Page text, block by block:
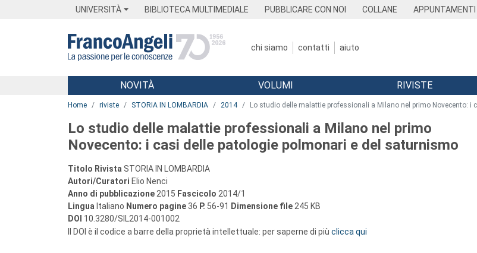
UNIVERSITÀ BIBLIOTECA MULTIMEDIALE PUBBLICARE CON NOI COLLANE APPUNTAMENTI
chi siamo contatti aiuto
Menu
NOVITÀ VOLUMI RIVISTE
Home riviste STORIA IN LOMBARDIA 2014 Lo studio delle malattie professionali a Milano nel primo Novecento:
Lo studio delle malattie professionali a Milano nel primo
Novecento: i casi delle patologie polmonari e del saturnismo
Titolo Rivista STORIA IN LOMBARDIA
Autori/Curatori Elio Nenci
Anno di pubblicazione 2015 Fascicolo 2014/1
Lingua Italiano Numero pagine 36 P. 56-91 Dimensione file 245 KB
DOI 10.3280/SIL2014-001002
Il DOI è il codice a barre della proprietà intellettuale: per saperne di più clicca qui